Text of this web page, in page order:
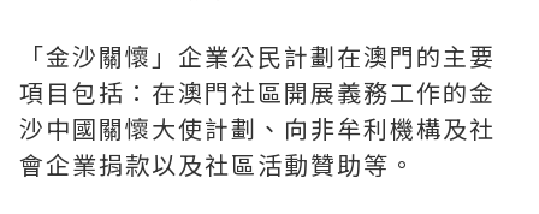
「金沙關懷」企業公民計劃在澳門的主要
項目包括：在澳門社區開展義務工作的金
沙中國關懷大使計劃、向非牟利機構及社
會企業捐款以及社區活動贊助等。